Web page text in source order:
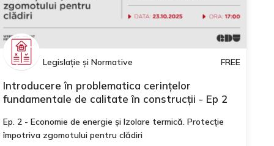
Legislație și Normative FREE
Introducere în problematica cerințelor
fundamentale de calitate în construcții - Ep 2
Ep. 2 - Economie de energie și Izolare termică. Protecție
împotriva zgomotului pentru clădiri